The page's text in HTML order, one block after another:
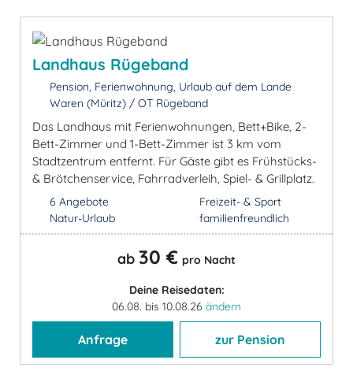
Landhaus Rügeband
Pension, Ferienwohnung, Urlaub auf dem Lande
Waren (Müritz) / OT Rügeband
Das Landhaus mit Ferienwohnungen, Bett+Bike, 2-
Bett-Zimmer und 1-Bett-Zimmer ist 3 km vom
Stadtzentrum entfernt. Für Gäste gibt es Frühstücks-
& Brötchenservice, Fahrradverleih, Spiel- & Grillplatz.
6 Angebote
Natur-Urlaub
Freizeit- & Sport
familienfreundlich
ab 30 € pro Nacht
Deine Reisedaten:
06.08. bis 10.08.26 ändern
Anfrage zur Pension